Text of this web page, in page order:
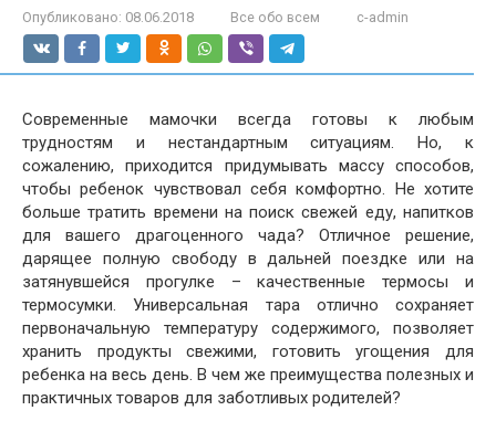
Опубликовано: 08.06.2018 Все обо всем c-admin
Современные мамочки всегда готовы к любым
трудностям и нестандартным ситуациям. Но, к
сожалению, приходится придумывать массу способов,
чтобы ребенок чувствовал себя комфортно. Не хотите
больше тратить времени на поиск свежей еду, напитков
для вашего драгоценного чада? Отличное решение,
дарящее полную свободу в дальней поездке или на
затянувшейся прогулке – качественные термосы и
термосумки. Универсальная тара отлично сохраняет
первоначальную температуру содержимого, позволяет
хранить продукты свежими, готовить угощения для
ребенка на весь день. В чем же преимущества полезных и
практичных товаров для заботливых родителей?